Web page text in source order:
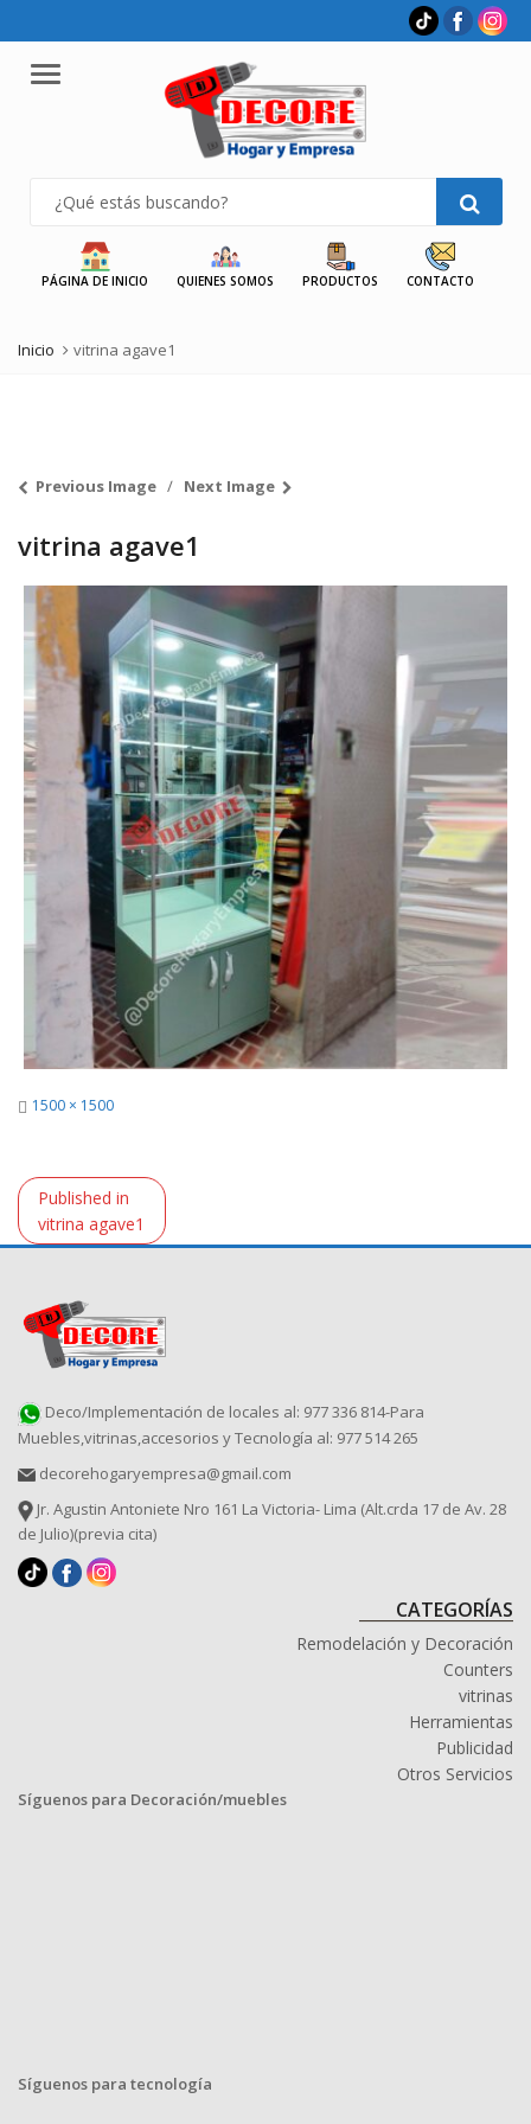
Menu
PÁGINA DE INICIO QUIENES SOMOS PRODUCTOS CONTACTO
Inicio vitrina agave1
Previous Image Next Image
vitrina agave1
Full
1500 × 1500
Navegación
de
entradas
Published in
vitrina agave1
Deco/Implementación de locales al: 977 336 814-Para
Muebles,vitrinas,accesorios y Tecnología al: 977 514 265
decorehogaryempresa@gmail.com
Jr. Agustin Antoniete Nro 161 La Victoria- Lima (Alt.crda 17 de Av. 28
de Julio)(previa cita)
CATEGORÍAS
Remodelación y Decoración
Counters
vitrinas
Herramientas
Publicidad
Otros Servicios
Síguenos para Decoración/muebles
Síguenos para tecnología